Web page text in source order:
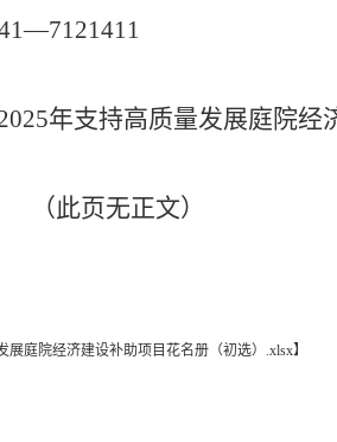
年支持高质量发展庭院
正文）
展庭院经济建设补助项目花名册（初选）.xlsx】